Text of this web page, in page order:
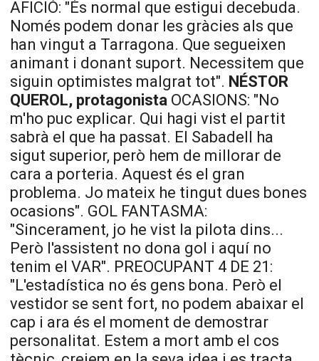
AFICIÓ: "És normal que estigui decebuda.
Només podem donar les gràcies als que
han vingut a Tarragona. Que segueixen
animant i donant suport. Necessitem que
siguin optimistes malgrat tot". NÉSTOR
QUEROL, protagonista OCASIONS: "No
m'ho puc explicar. Qui hagi vist el partit
sabrà el que ha passat. El Sabadell ha
sigut superior, però hem de millorar de
cara a porteria. Aquest és el gran
problema. Jo mateix he tingut dues bones
ocasions". GOL FANTASMA:
"Sincerament, jo he vist la pilota dins...
Però l'assistent no dona gol i aquí no
tenim el VAR". PREOCUPANT 4 DE 21:
"L'estadística no és gens bona. Però el
vestidor se sent fort, no podem abaixar el
cap i ara és el moment de demostrar
personalitat. Estem a mort amb el cos